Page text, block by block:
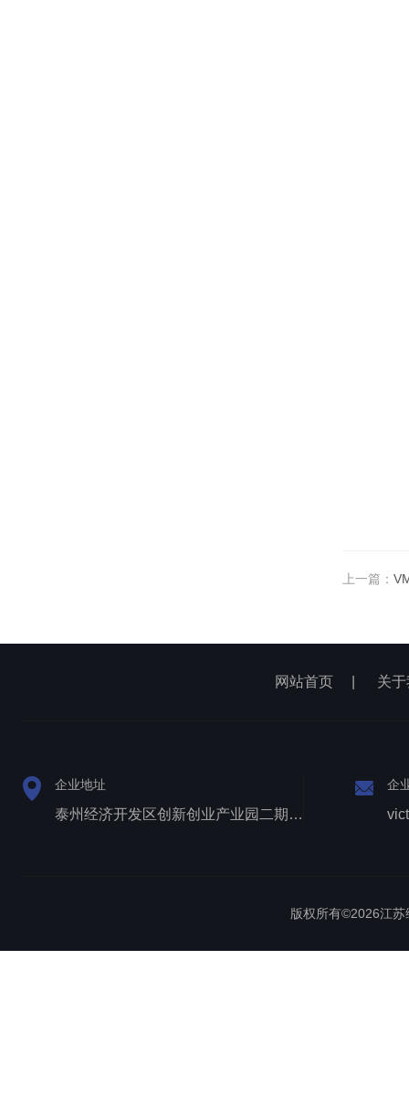
上一篇：
网站首页 关
企业地址
泰州经济开发区创新创业产业园二期1号厂房西侧三层
企
版权所有©2026江